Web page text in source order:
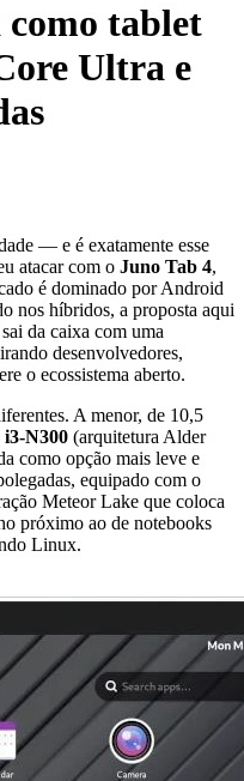
como tablet
Ultra e
— e é exatamente esse
atacar com o Juno Tab 4,
é dominado por Android
nos híbridos, a proposta aqui
da caixa com uma
desenvolvedores,
o ecossistema aberto.
A menor, de 10,5
N300 (arquitetura Alder
como opção mais leve e
equipado com o
Meteor Lake que coloca
próximo ao de notebooks
Linux.